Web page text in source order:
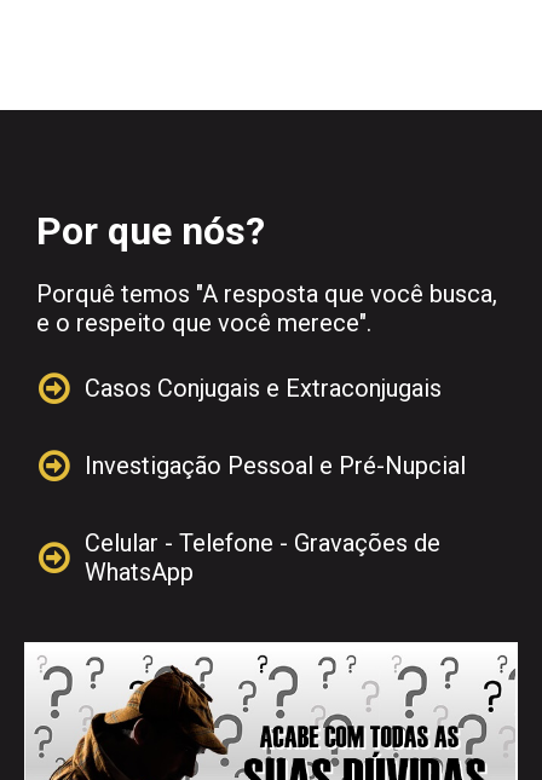
Por que nós?
Porquê temos "A resposta que você busca,
e o respeito que você merece".
 Casos Conjugais e Extraconjugais
 Investigação Pessoal e Pré-Nupcial
 Celular - Telefone - Gravações de
WhatsApp